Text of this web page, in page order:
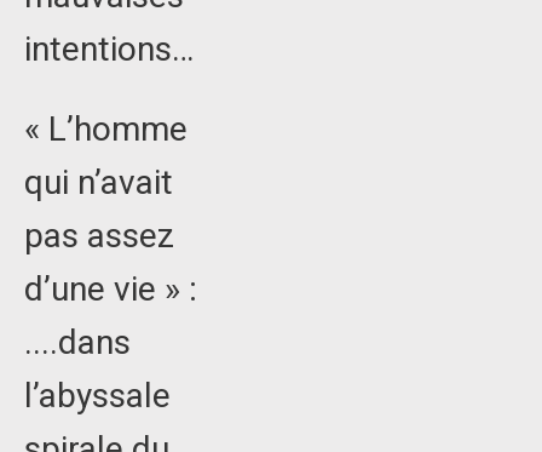
intentions…
« L’homme
qui n’avait
pas assez
d’une vie » :
....dans
l’abyssale